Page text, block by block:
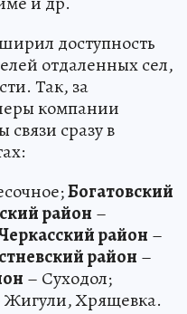
доступность
отдаленных сел,
Так, за
компании
связи сразу в
Богатовский
район –
район –
район –
– Суходол;
Жигули, Хрящевка.